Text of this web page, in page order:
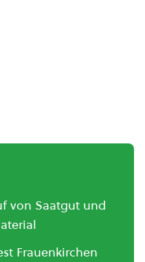
von Saatgut und
Frauenkirchen